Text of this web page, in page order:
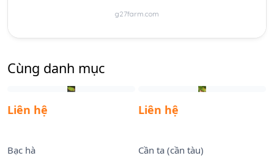
g27farm.com
Cùng danh mục
Liên hệ
Bạc hà
Liên hệ
Cần ta (cần tàu)